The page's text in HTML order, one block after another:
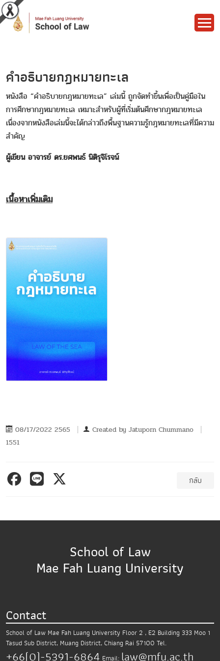
คำอธิบายกฎหมายทะเล
หนังสือ “คำอธิบายกฎหมายทะเล” เล่มนี้ ถูกจัดทำขึ้นเพื่อเป็นคู่มือใน
การศึกษากฎหมายทะเล เหมาะสำหรับผู้ที่เริ่มต้นศึกษากฎหมายทะเล
เนื่องจากหนังสือเล่มนี้จะได้กล่าวถึงพื้นฐานความรู้กฎหมายทะเลที่มีความ
สำคัญ
ผู้เขียน อาจารย์ ดร.ยศพนธ์ นิติรุจิโรจน์
เนื้อหาเพิ่มเติม
08/17/2022 2565 Created by Jatuporn Chummano
1551
กลับ
School of Law
Mae Fah Luang University
Contact
School of Law Mae Fah Luang University Floor 2 , E2 Building 333 Moo 1
Tasud Sub District, Muang District, Chiang Rai 57100 Tel.
+66(0)-5391-6864 Email: law@mfu.ac.th